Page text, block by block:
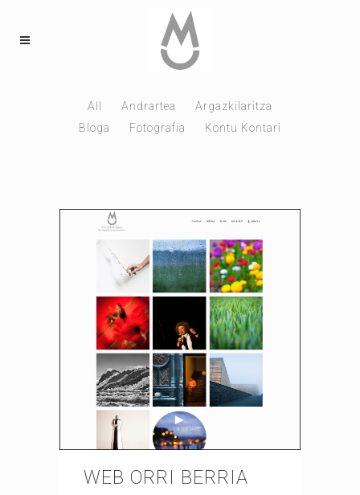
All Andrartea
Argazkilaritza
Bloga
Fotografia Kontu Kontari
WEB ORRI BERRIA